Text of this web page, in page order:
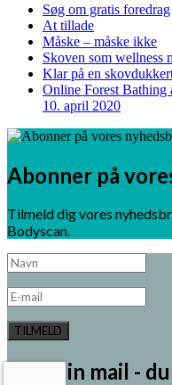
Søg om gratis foredrag
At tillade
Måske – måske ikke
Skoven som wellness
Klar på en
Online Forest Bathing
10. april 2020
Abonner på
Tilmeld dig vores
Bodyscan.
TILMELD
Tjek din mail -